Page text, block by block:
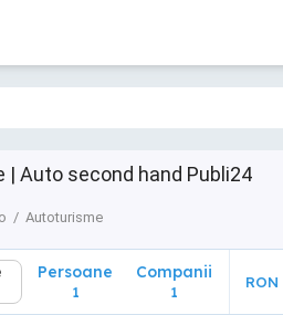
| Auto second hand Publi24
Autoturisme
Persoane
1
Companii
1
RON